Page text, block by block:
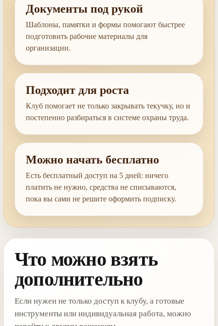
Документы под рукой
Шаблоны, памятки и формы помогают быстрее
подготовить рабочие материалы для
организации.
Подходит для роста
Клуб помогает не только закрывать текучку, но и
постепенно разбираться в системе охраны труда.
Можно начать бесплатно
Есть бесплатный доступ на 5 дней: ничего
платить не нужно, средства не списываются,
пока вы сами не решите оформить подписку.
Что можно взять
дополнительно
Если нужен не только доступ к клубу, а готовые
инструменты или индивидуальная работа, можно